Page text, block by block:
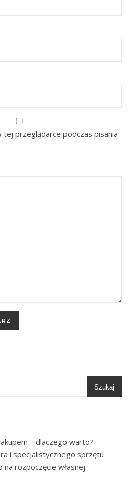
tej przeglądarce podczas pisania
Szukaj
– dlaczego warto?
i specjalistycznego sprzętu
na rozpoczęcie własnej